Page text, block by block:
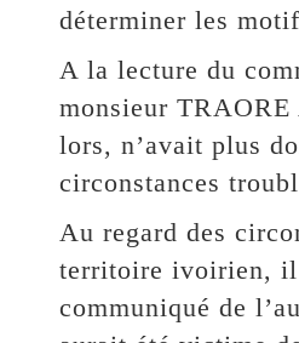
déterminer les
A la lecture du
monsieur
lors, n’avait plus
circonstances
Au regard des
territoire ivoirien, il
communiqué de